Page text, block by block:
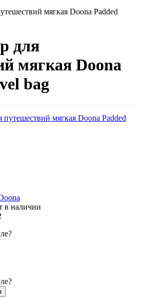
мягкая Doona Padded
для
мягкая Doona
bag
в наличии